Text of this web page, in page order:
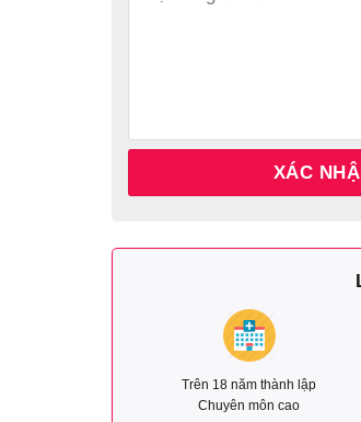
Trên 18 năm thành lập
Chuyên môn cao